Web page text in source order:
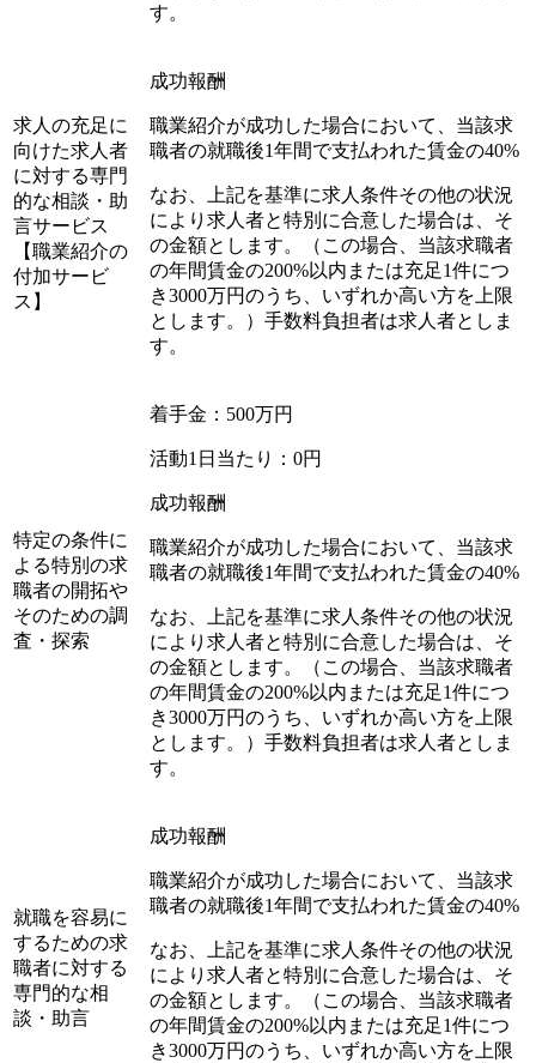
す。
求人の充足に
向けた求人者
に対する専門
的な相談・助
言サービス
【職業紹介の
付加サービ
ス】
成功報酬
職業紹介が成功した場合において、当該求
職者の就職後1年間で支払われた賃金の40%
なお、上記を基準に求人条件その他の状況
により求人者と特別に合意した場合は、そ
の金額とします。（この場合、当該求職者
の年間賃金の200%以内または充足1件につ
き3000万円のうち、いずれか高い方を上限
とします。）手数料負担者は求人者としま
す。
特定の条件に
よる特別の求
職者の開拓や
そのための調
査・探索
着手金：500万円
活動1日当たり：0円
成功報酬
職業紹介が成功した場合において、当該求
職者の就職後1年間で支払われた賃金の40%
なお、上記を基準に求人条件その他の状況
により求人者と特別に合意した場合は、そ
の金額とします。（この場合、当該求職者
の年間賃金の200%以内または充足1件につ
き3000万円のうち、いずれか高い方を上限
とします。）手数料負担者は求人者としま
す。
就職を容易に
するための求
職者に対する
専門的な相
談・助言
成功報酬
職業紹介が成功した場合において、当該求
職者の就職後1年間で支払われた賃金の40%
なお、上記を基準に求人条件その他の状況
により求人者と特別に合意した場合は、そ
の金額とします。（この場合、当該求職者
の年間賃金の200%以内または充足1件につ
き3000万円のうち、いずれか高い方を上限